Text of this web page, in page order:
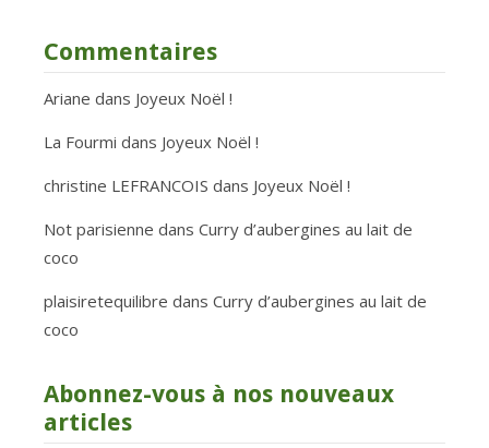
Commentaires
Ariane dans Joyeux Noël !
La Fourmi dans Joyeux Noël !
christine LEFRANCOIS dans Joyeux Noël !
Not parisienne dans Curry d’aubergines au lait de
coco
plaisiretequilibre dans Curry d’aubergines au lait de
coco
Abonnez-vous à nos nouveaux
articles